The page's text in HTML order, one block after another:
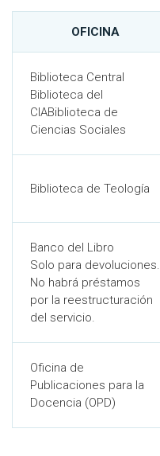
OFICINA
Biblioteca Central
Biblioteca del
CIABiblioteca de
Ciencias Sociales
Biblioteca de Teología
Banco del Libro
Solo para devoluciones.
No habrá préstamos
por la reestructuración
del servicio.
Oficina de
Publicaciones para la
Docencia (OPD)